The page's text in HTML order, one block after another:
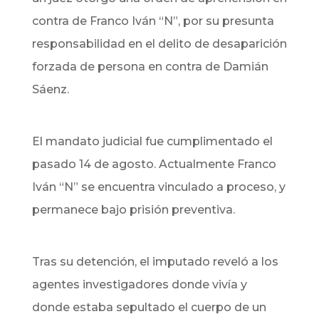
contra de Franco Iván “N”, por su presunta
responsabilidad en el delito de desaparición
forzada de persona en contra de Damián
Sáenz.
El mandato judicial fue cumplimentado el
pasado 14 de agosto. Actualmente Franco
Iván “N” se encuentra vinculado a proceso, y
permanece bajo prisión preventiva.
Tras su detención, el imputado reveló a los
agentes investigadores donde vivía y
donde estaba sepultado el cuerpo de un